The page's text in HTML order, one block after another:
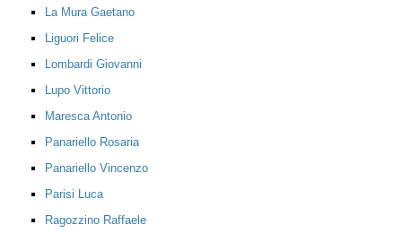
La Mura Gaetano
Liguori Felice
Lombardi Giovanni
Lupo Vittorio
Maresca Antonio
Panariello Rosaria
Panariello Vincenzo
Parisi Luca
Ragozzino Raffaele